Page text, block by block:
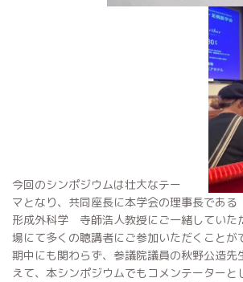
今回のシンポジウムは壮大なテー
マとなり、共同座長に本学会の理事長であ
形成外科学 寺師浩人教授にご一緒していた
場にて多くの聴講者にご参加いただくことが
期中にも関わらず、参議院議員の秋野公造先
えて、本シンポジウムでもコメンテーターと